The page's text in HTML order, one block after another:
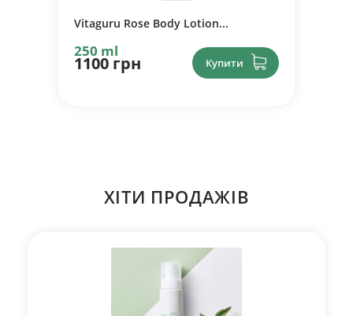
Vitaguru Rose Body Lotion...
250 ml
1100 грн Купити
ХІТИ ПРОДАЖІВ